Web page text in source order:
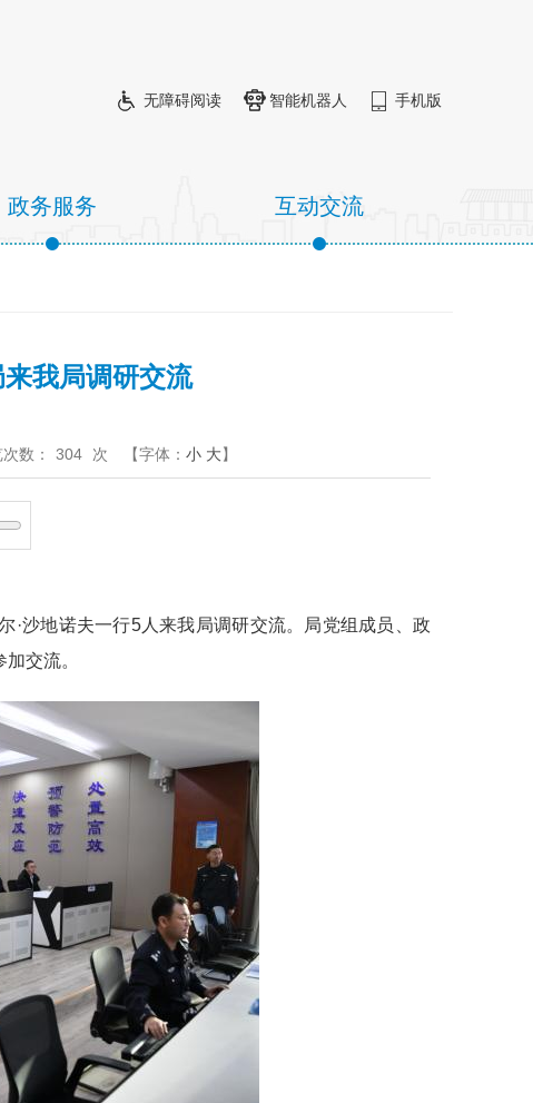
无障碍阅读 智能机器人 手机版
政务服务 互动交流
我局调研交流
数： 304 次 【字体： 小 大】
·沙地诺夫一行5人来我局调研交流。局党组成员、政
交流。